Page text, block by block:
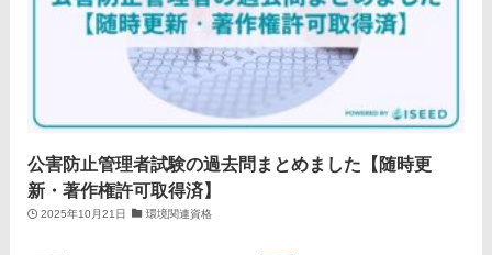
公害防止管理者試験の過去問まとめました【随時更
新・著作権許可取得済】
2025年10月21日 環境関連資格